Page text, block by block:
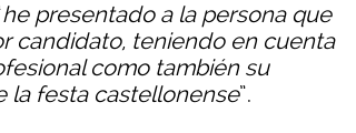
he presentado a la persona que
candidato, teniendo en cuenta
como también su
la festa castellonense”.